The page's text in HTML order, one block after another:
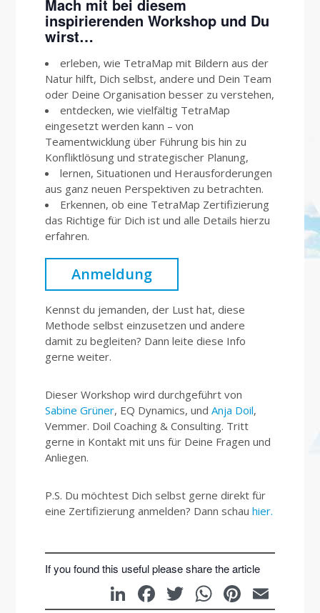
Mach mit bei diesem
inspirierenden Workshop und Du
wirst…
erleben, wie TetraMap mit Bildern aus der
Natur hilft, Dich selbst, andere und Dein Team
oder Deine Organisation besser zu verstehen,
entdecken, wie vielfältig TetraMap
eingesetzt werden kann – von
Teamentwicklung über Führung bis hin zu
Konfliktlösung und strategischer Planung,
lernen, Situationen und Herausforderungen
aus ganz neuen Perspektiven zu betrachten.
Erkennen, ob eine TetraMap Zertifizierung
das Richtige für Dich ist und alle Details hierzu
erfahren.
Anmeldung
Kennst du jemanden, der Lust hat, diese
Methode selbst einzusetzen und andere
damit zu begleiten? Dann leite diese Info
gerne weiter.
Dieser Workshop wird durchgeführt von
Sabine Grüner, EQ Dynamics, und Anja Doil,
Vemmer. Doil Coaching & Consulting. Tritt
gerne in Kontakt mit uns für Deine Fragen und
Anliegen.
P.S. Du möchtest Dich selbst gerne direkt für
eine Zertifizierung anmelden? Dann schau hier.
If you found this useful please share the article
LinkedIn
Facebook
Twitter